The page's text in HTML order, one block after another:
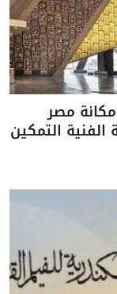
مصر
التمكين